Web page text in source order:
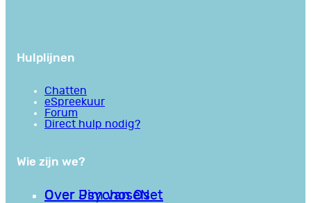
Hulplijnen
Chatten
eSpreekuur
Forum
Direct hulp nodig?
Wie zijn we?
Over PsychoseNet
Over Jim van Os